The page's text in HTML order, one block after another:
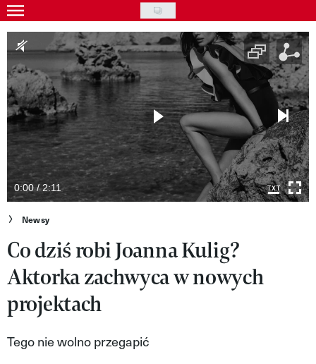
Skip
to
main
content
Gwiazdy
Ludzie
Moda
Uroda
Styl życia
Kultura
Wideo
Nasze akcje
VIVA!ART
VIVA!MODA
0:00 / 2:11
Newsy
Co dziś robi Joanna Kulig?
Aktorka zachwyca w nowych
projektach
Tego nie wolno przegapić